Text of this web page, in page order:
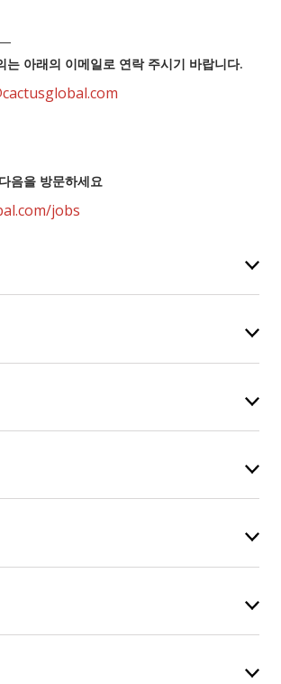
는 아래의 이메일로 연락 주시기 바랍니다.
음을 방문하세요
jobs